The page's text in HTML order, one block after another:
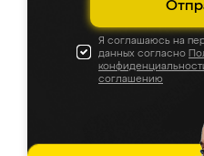
Я соглашаюсь на
данных согласно
соглашению